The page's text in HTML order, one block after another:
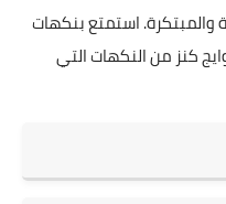
والمبتكرة. استمتع بنكهات
كنز من النكهات التي